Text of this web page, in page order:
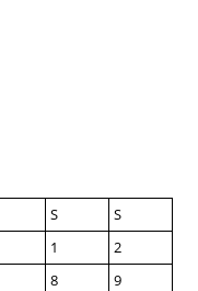
S
S
1
2
8
9